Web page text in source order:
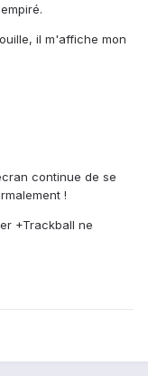
il m'affiche mon
continue de se
!
+Trackball ne